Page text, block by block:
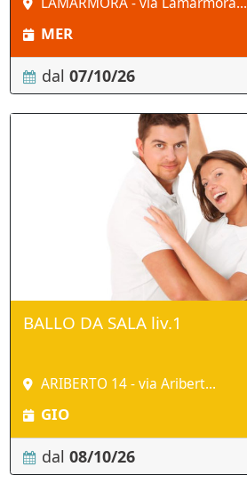
MER
dal 07/10/26
BALLO DA SALA liv.1
ARIBERTO 14 - via Aribert...
GIO
dal 08/10/26